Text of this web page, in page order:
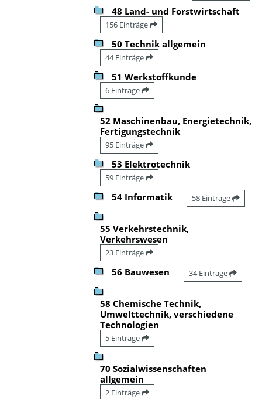
48 Land- und Forstwirtschaft
156 Einträge
50 Technik allgemein
44 Einträge
51 Werkstoffkunde
6 Einträge
52 Maschinenbau, Energietechnik,
Fertigungstechnik
95 Einträge
53 Elektrotechnik
59 Einträge
54 Informatik 58 Einträge
55 Verkehrstechnik,
Verkehrswesen
23 Einträge
56 Bauwesen 34 Einträge
58 Chemische Technik,
Umwelttechnik, verschiedene
Technologien
5 Einträge
70 Sozialwissenschaften
allgemein
2 Einträge